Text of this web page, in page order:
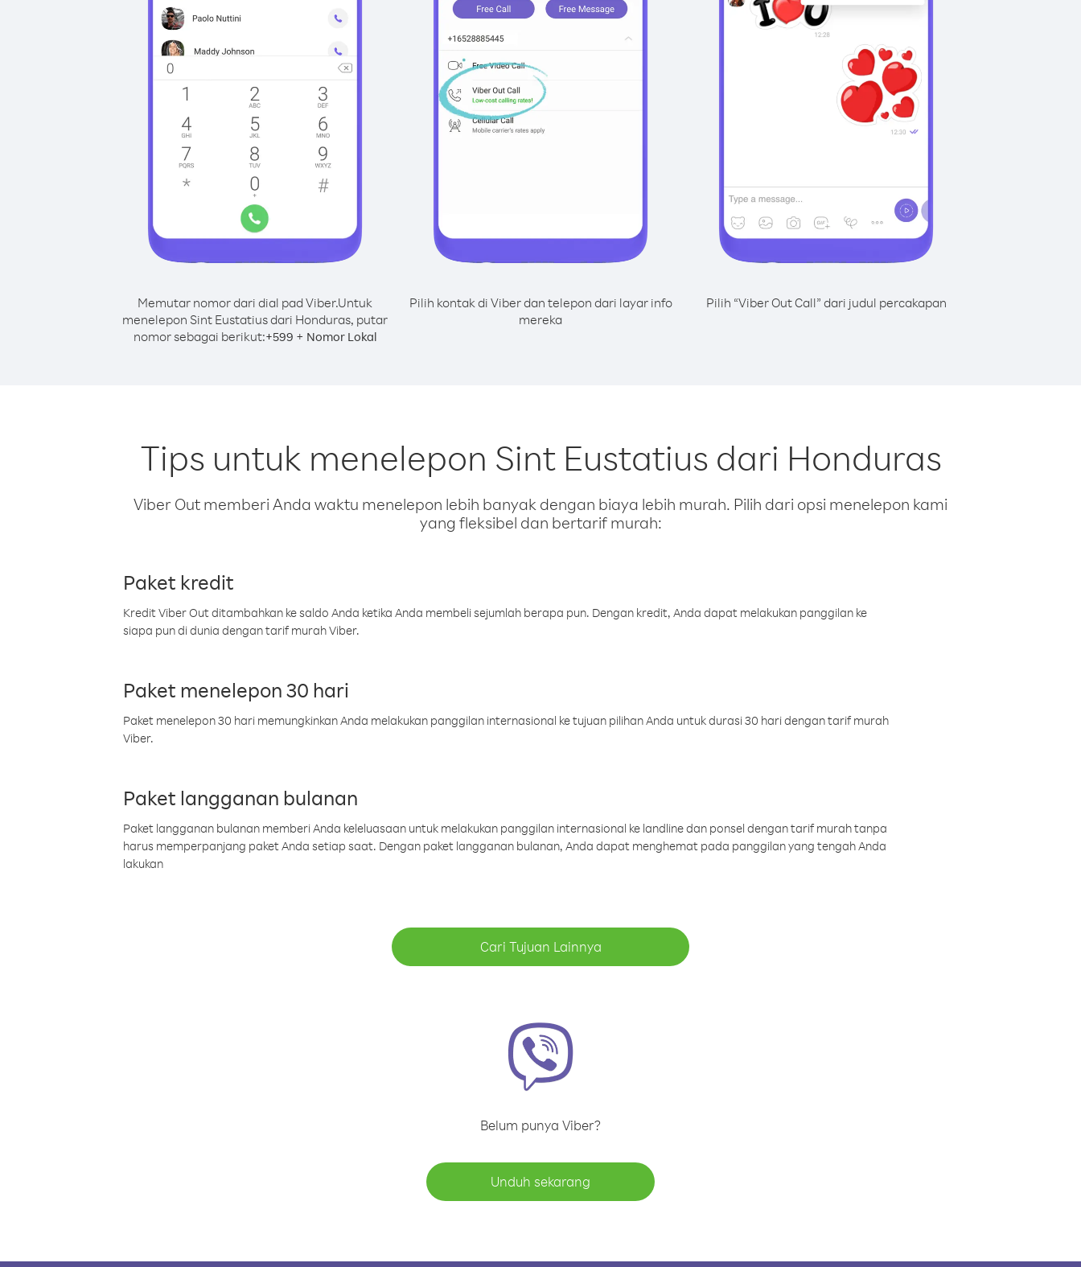
Memutar nomor dari dial pad Viber.Untuk
menelepon Sint Eustatius dari Honduras, putar
nomor sebagai berikut:+599 + Nomor Lokal
Pilih kontak di Viber dan telepon dari layar info
mereka
Pilih “Viber Out Call” dari judul percakapan
Tips untuk menelepon Sint Eustatius dari Honduras
Viber Out memberi Anda waktu menelepon lebih banyak dengan biaya lebih murah. Pilih dari opsi menelepon kami
yang fleksibel dan bertarif murah:
Paket kredit
Kredit Viber Out ditambahkan ke saldo Anda ketika Anda membeli sejumlah berapa pun. Dengan kredit, Anda dapat melakukan panggilan ke
siapa pun di dunia dengan tarif murah Viber.
Paket menelepon 30 hari
Paket menelepon 30 hari memungkinkan Anda melakukan panggilan internasional ke tujuan pilihan Anda untuk durasi 30 hari dengan tarif murah
Viber.
Paket langganan bulanan
Paket langganan bulanan memberi Anda keleluasaan untuk melakukan panggilan internasional ke landline dan ponsel dengan tarif murah tanpa
harus memperpanjang paket Anda setiap saat. Dengan paket langganan bulanan, Anda dapat menghemat pada panggilan yang tengah Anda
lakukan
Cari Tujuan Lainnya
Belum punya Viber?
Unduh sekarang